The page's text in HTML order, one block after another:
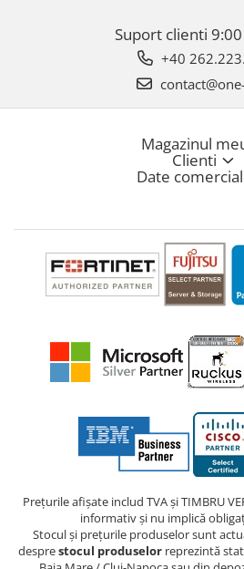
Suport clienti
+40
Magazinul
Clienti
Date
Prețurile afișate includ TVA și TIMBRU
informativ și nu implică
Stocul și prețurile produselor sunt
desprestocul produselor reprezintă